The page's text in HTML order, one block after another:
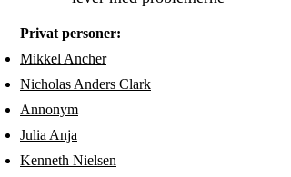
Privat personer:
Mikkel Ancher
Nicholas Anders Clark
Annonym
Julia Anja
Kenneth Nielsen